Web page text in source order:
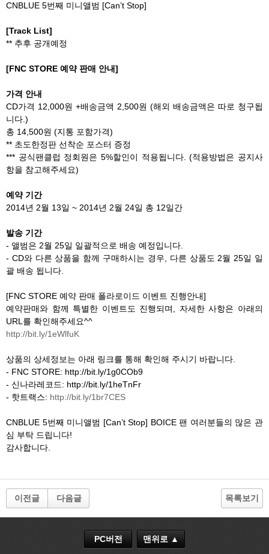
CNBLUE 5번째 미니앨범 [Can’t Stop]
[Track List]
** 추후 공개예정
[FNC STORE 예약 판매 안내]
가격 안내
CD가격 12,000원 +배송금액 2,500원 (해외 배송금액은 따로 청구됩
니다.)
총 14,500원 (지통 포함가격)
** 초도한정판 선착순 포스터 증정
*** 공식팬클럽 정회원은 5%할인이 적용됩니다. (적용방법은 공지사
항을 참고해주세요)
예약 기간
2014년 2월 13일 ~ 2014년 2월 24일 총 12일간
발송 기간
- 앨범은 2월 25일 일괄적으로 배송 예정입니다.
- CD와 다른 상품을 함께 구매하시는 경우, 다른 상품도 2월 25일 일
괄 배송 됩니다.
[FNC STORE 예약 판매 폴라로이드 이벤트 진행안내]
예약판매와 함께 특별한 이벤트도 진행되며, 자세한 사항은 아래의
URL를 확인해주세요^^
http://bit.ly/1eWlfuK
상품의 상세정보는 아래 링크를 통해 확인해 주시기 바랍니다.
- FNC STORE: http://bit.ly/1g0COb9
- 신나라레코드: http://bit.ly/1heTnFr
- 핫트랙스: http://bit.ly/1br7CES
CNBLUE 5번째 미니앨범 [Can’t Stop] BOICE 팬 여러분들의 많은 관
심 부탁 드립니다!
감사합니다.
이전글 다음글 목록보기
PC버전 맨위로 ▲